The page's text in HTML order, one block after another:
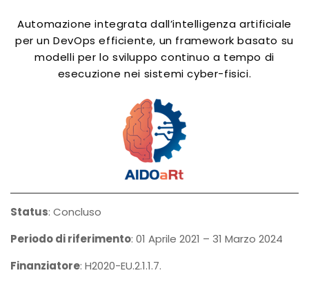
Automazione integrata dall’intelligenza artificiale
per un DevOps efficiente, un framework basato su
modelli per lo sviluppo continuo a tempo di
esecuzione nei sistemi cyber-fisici.
Status: Concluso
Periodo di riferimento: 01 Aprile 2021 – 31 Marzo 2024
Finanziatore: H2020-EU.2.1.1.7.